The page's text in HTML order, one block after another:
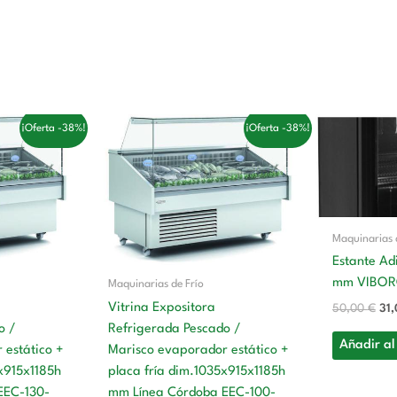
¡Oferta -38%!
/
estático +
130-
El
precio
actual
es:
2.212,00 €.
¡Oferta -38%!
Maquinarias de Frío
Vitrina Expositora
Refrigerada Pescado /
Marisco evaporador estático +
placa fría dim.1035x915x1185h
mm Línea Córdoba EEC-100-
El
original
era:
3.261,00 €.
El
precio
actual
es:
2.006,00 €.
Maquinarias
Estante
mm
50,00€
El
Añadir